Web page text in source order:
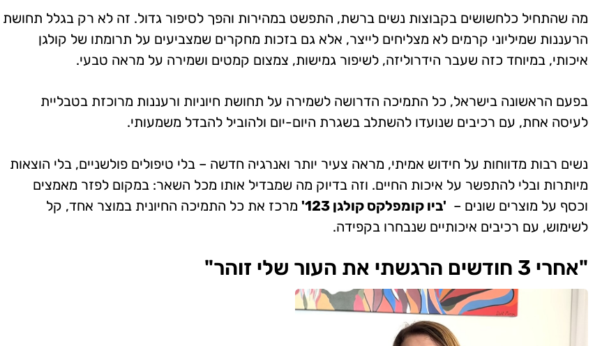
מה שהתחיל כלחשושים בקבוצות נשים ברשת, התפשט במהירות והפך לסיפור גדול. זה לא רק בגלל תחושת
הרעננות שמיליוני קרמים לא מצליחים לייצר, אלא גם בזכות מחקרים שמצביעים על תרומתו של קולגן
איכותי, במיוחד כזה שעבר הידרוליזה, לשיפור גמישות, צמצום קמטים ושמירה על מראה טבעי.
בפעם הראשונה בישראל, כל התמיכה הדרושה לשמירה על תחושת חיוניות ורעננות מרוכזת בטבליית
לעיסה אחת, עם רכיבים שנועדו להשתלב בשגרת היום-יום ולהוביל להבדל משמעותי.
נשים רבות מדווחות על חידוש אמיתי, מראה צעיר יותר ואנרגיה חדשה – בלי טיפולים פולשניים, בלי הוצאות
מיותרות ובלי להתפשר על איכות החיים. וזה בדיוק מה שמבדיל אותו מכל השאר: במקום לפזר מאמצים
וכסף על מוצרים שונים – 'ביו קומפלקס קולגן 123'
מרכז את כל התמיכה החיונית במוצר אחד, קל
לשימוש, עם רכיבים איכותיים שנבחרו בקפידה.
"אחרי 3 חודשים הרגשתי את העור שלי זוהר"